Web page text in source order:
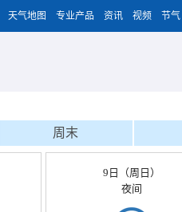
天气地图 专业产品 资讯 视频 节气
周末
9日（周日）
夜间